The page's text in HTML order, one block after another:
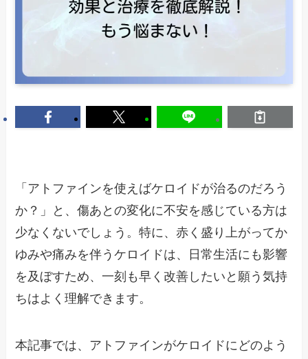
「アトファインを使えばケロイドが治るのだろう
か？」と、傷あとの変化に不安を感じている方は
少なくないでしょう。特に、赤く盛り上がってか
ゆみや痛みを伴うケロイドは、日常生活にも影響
を及ぼすため、一刻も早く改善したいと願う気持
ちはよく理解できます。
本記事では、アトファインがケロイドにどのよう